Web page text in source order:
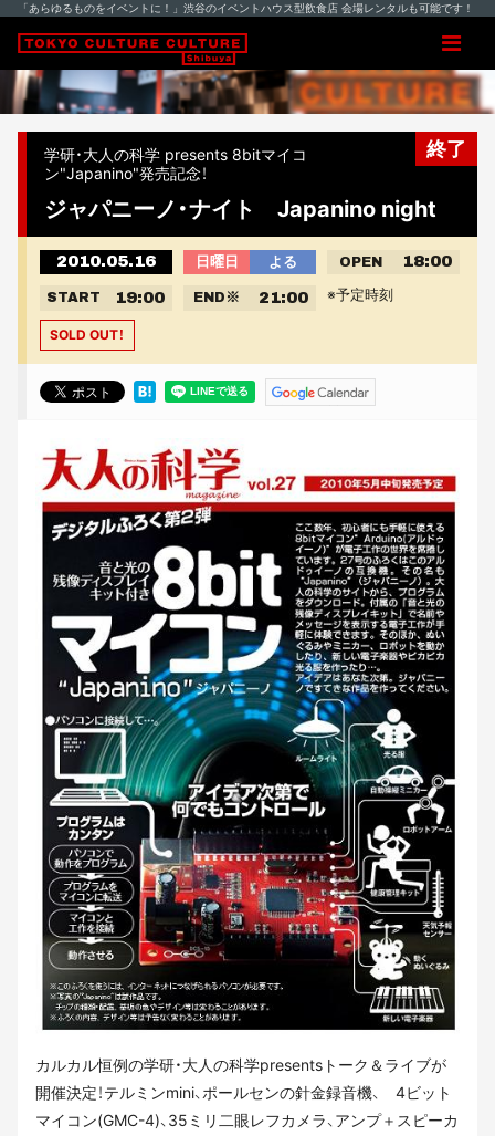
「あらゆるものをイベントに！」渋谷のイベントハウス型飲食店 会場レンタルも可能です！
終了
学研・大人の科学 presents 8bitマイコ
ン"Japanino"発売記念！
ジャパニーノ・ナイト Japanino night
2010.05.16 日曜日 よる OPEN 18:00
START 19:00 END ※ 21:00 ※予定時刻
SOLD OUT！
カルカル恒例の学研・大人の科学presentsトーク＆ライブが
開催決定！テルミンmini、ポールセンの針金録音機、 4ビット
マイコン(GMC-4)、35ミリ二眼レフカメラ、アンプ＋スピーカ